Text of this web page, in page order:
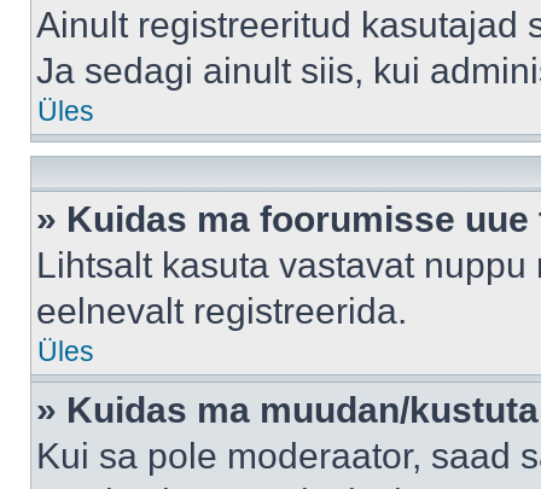
Ainult registreeritud kasutajad
Ja sedagi ainult siis, kui
Üles
» Kuidas ma foorumisse uue
Lihtsalt kasuta vastavat
eelnevalt registreerida.
Üles
» Kuidas ma muudan/
Kui sa pole moderaator, saad